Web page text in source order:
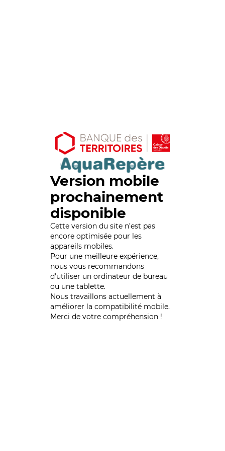
Version mobile
prochainement
disponible
Cette version du site n’est pas
encore optimisée pour les
appareils mobiles.
Pour une meilleure expérience,
nous vous recommandons
d'utiliser un ordinateur de bureau
ou une tablette.
Nous travaillons actuellement à
améliorer la compatibilité mobile.
Merci de votre compréhension !